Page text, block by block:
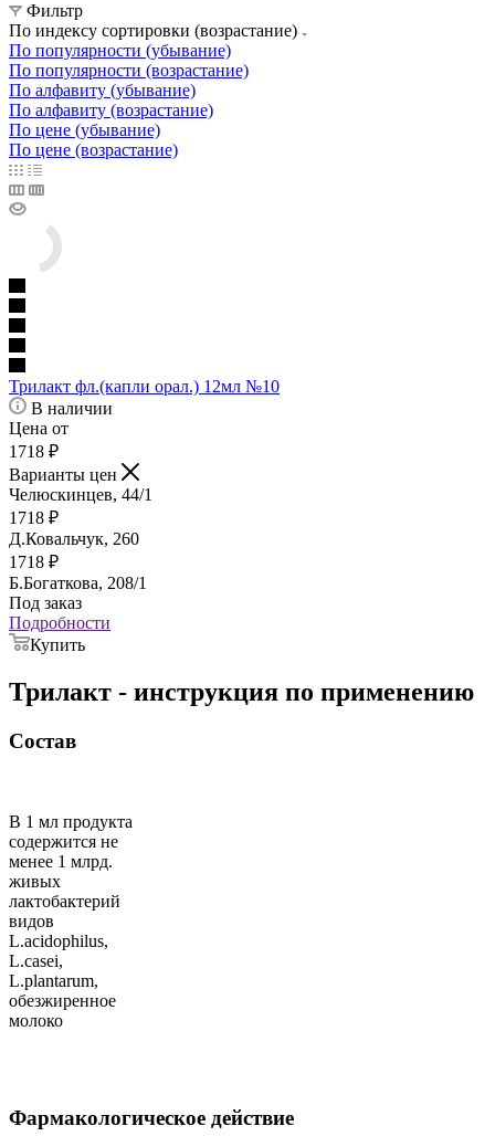
Фильтр
По индексу сортировки (возрастание)
По популярности (убывание)
По популярности (возрастание)
По алфавиту (убывание)
По алфавиту (возрастание)
По цене (убывание)
По цене (возрастание)
Трилакт фл.(капли орал.) 12мл №10
В наличии
Цена от
1718 ₽
Варианты цен
Челюскинцев, 44/1
1718 ₽
Д.Ковальчук, 260
1718 ₽
Б.Богаткова, 208/1
Под заказ
Подробности
Купить
Трилакт - инструкция по применению
Состав
В 1 мл продукта
содержится не
менее 1 млрд.
живых
лактобактерий
видов
L.acidophilus,
L.casei,
L.plantarum,
обезжиренное
молоко
Фармакологическое действие